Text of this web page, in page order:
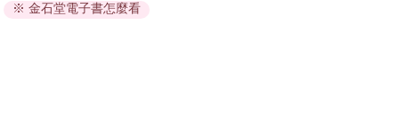
因版權保護，您在金石堂所購買的電子書僅能以金石堂專屬
※ 金石堂電子書怎麼看